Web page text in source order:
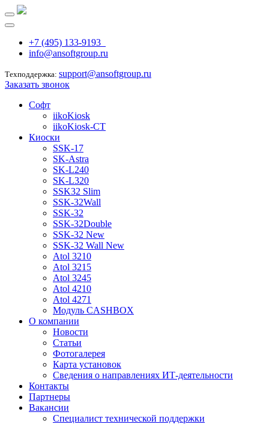
+7 (495) 133-9193
info@ansoftgroup.ru
Техподдержка: support@ansoftgroup.ru
Заказать звонок
Софт
iikoKiosk
iikoKiosk-CT
Киоски
SSK-17
SK-Astra
SK-L240
SK-L320
SSK32 Slim
SSK-32Wall
SSK-32
SSK-32Double
SSK-32 New
SSK-32 Wall New
Atol 3210
Atol 3215
Atol 3245
Atol 4210
Atol 4271
Модуль CASHBOX
О компании
Новости
Статьи
Фотогалерея
Карта установок
Сведения о направлениях ИТ-деятельности
Контакты
Партнеры
Вакансии
Специалист технической поддержки